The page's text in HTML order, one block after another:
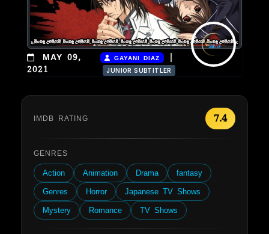
MAY 09,
2021
GAYANI DIAZ |
JUNIOR SUBTITLER
IMDB RATING 7.4
GENRES
Action Animation Drama
fantasy
Genres
Horror
Japanese TV Shows
Mystery
Romance TV Shows